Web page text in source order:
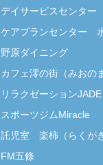
デイサービスセンタ
ケアプランセンター
野原ダイニング
カフェ澪の街（みおの
リラクゼーションJADE
スポーツジムMiracle
託児室 楽柿（らくが
FM五條